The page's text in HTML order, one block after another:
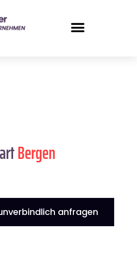
Bergen
anfragen